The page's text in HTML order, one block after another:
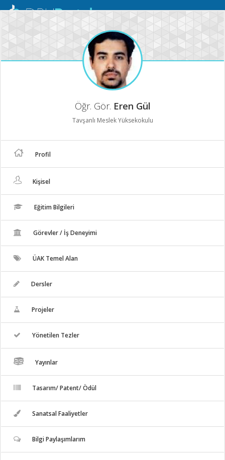
Mobil
Öğr. Gör. Eren Gül
Tavşanlı Meslek Yüksekokulu
Profil
Kişisel
Eğitim Bilgileri
Görevler / İş Deneyimi
ÜAK Temel Alan
Dersler
Projeler
Yönetilen Tezler
Yayınlar
Tasarım/ Patent/ Ödül
Sanatsal Faaliyetler
Bilgi Paylaşımlarım